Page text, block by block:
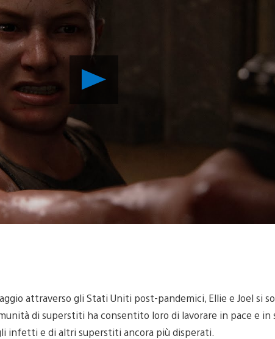
video
attraverso gli Stati Uniti post-pandemici, Ellie e Joel si
di superstiti ha consentito loro di lavorare in pace e in
infetti e di altri superstiti ancora più disperati.